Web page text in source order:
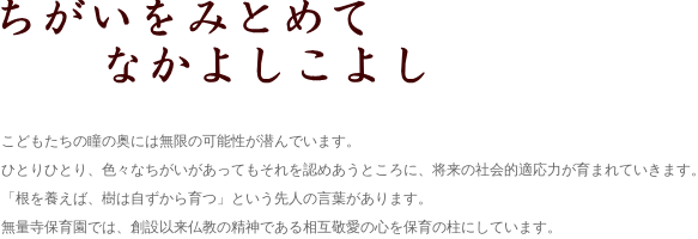
こどもたちの瞳の奥には無限の可能性が潜んでいます。
ひとりひとり、色々なちがいがあってもそれを認めあうところに、将来の社会的適応力が育まれていきます。
「根を養えば、樹は自ずから育つ」という先人の言葉があります。
無量寺保育園では、創設以来仏教の精神である相互敬愛の心を保育の柱にしています。